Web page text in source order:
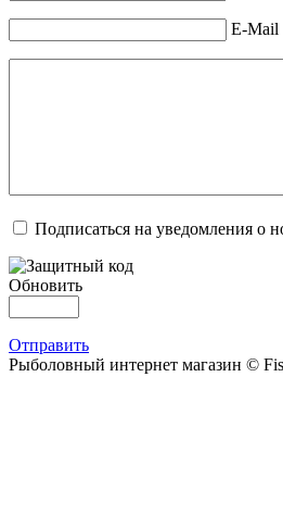
E-Mail
Подписаться на уведомления о
Обновить
Отправить
Рыболовный интернет магазин ©